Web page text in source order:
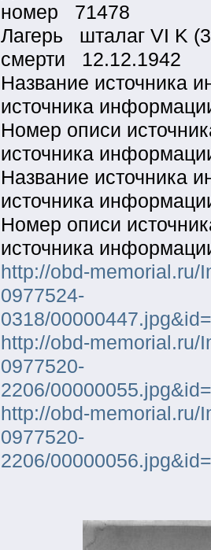
номер 71478
Лагерь шталаг VI K
смерти 12.12.1942
Название
источника
Номер описи
источника
Название
источника
Номер описи
источника
http://obd-memorial.ru/
0977524-
0318/
http://obd-memorial.ru/
0977520-
2206/
http://obd-memorial.ru/
0977520-
2206/